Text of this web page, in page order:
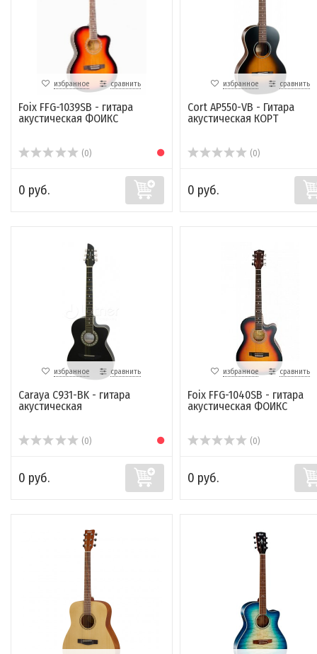
избранное сравнить
Foix FFG-1039SB - гитара
акустическая ФОИКС
(0)
0 руб.
избранное сравнить
Cort AP550-VB - Гитара
акустическая КОРТ
(0)
0 руб.
избранное сравнить
Caraya C931-BK - гитара
акустическая
(0)
0 руб.
избранное сравнить
Foix FFG-1040SB - гитара
акустическая ФОИКС
(0)
0 руб.